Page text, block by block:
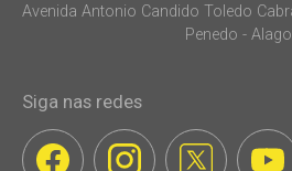
Avenida Antonio Candido Toledo
Penedo -
Siga nas redes